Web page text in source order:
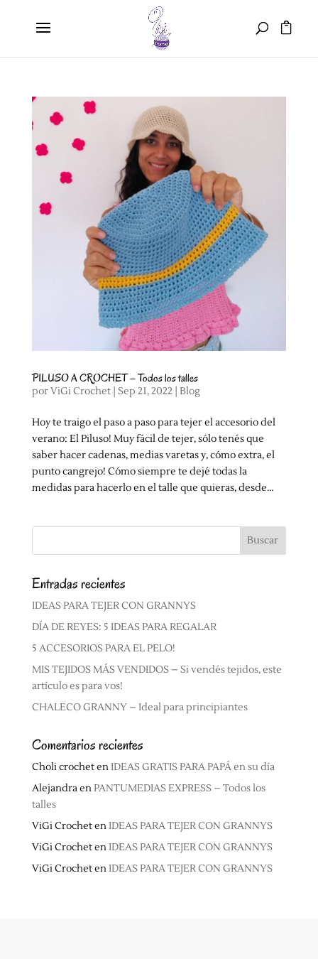
PILUSO A CROCHET – Todos los talles
porViGi Crochet| Sep 21, 2022| Blog
Hoy te traigo el paso a paso para tejer el accesorio del
verano: El Piluso! Muy fácil de tejer, sólo tenés que
saber hacer cadenas, medias varetas y, cómo extra, el
punto cangrejo! Cómo siempre te dejé todas la
medidas para hacerlo en el talle que quieras, desde...
Entradas recientes
IDEAS PARA TEJER CON GRANNYS
DÍA DE REYES: 5 IDEAS PARA REGALAR
5 ACCESORIOS PARA EL PELO!
MIS TEJIDOS MÁS VENDIDOS – Si vendés tejidos, este
artículo es para vos!
CHALECO GRANNY – Ideal para principiantes
Comentarios recientes
Choli crochetenIDEAS GRATIS PARA PAPÁ en su día
AlejandraenPANTUMEDIAS EXPRESS – Todos los
talles
ViGi CrochetenIDEAS PARA TEJER CON GRANNYS
ViGi CrochetenIDEAS PARA TEJER CON GRANNYS
ViGi CrochetenIDEAS PARA TEJER CON GRANNYS